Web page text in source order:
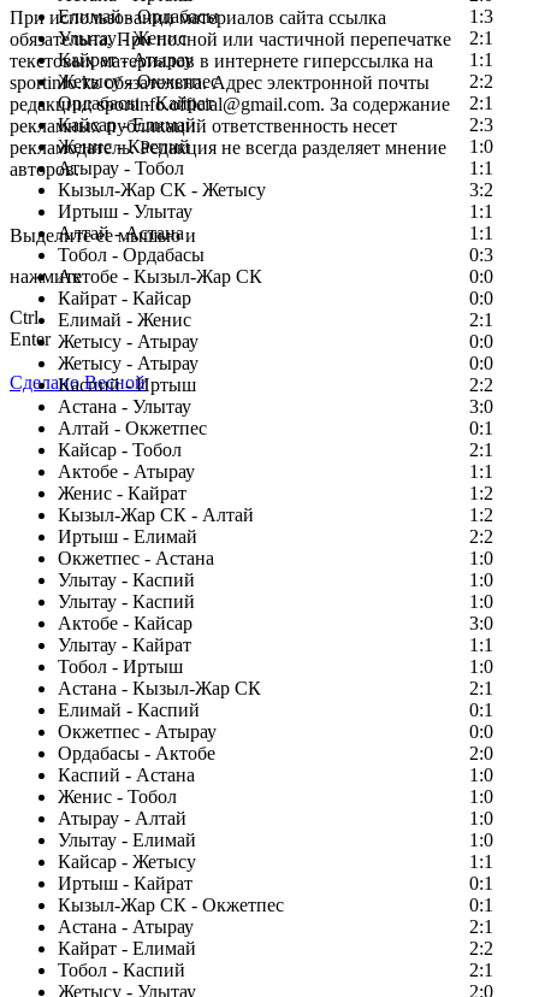
Елимай - Ордабасы
1:3
Улытау - Женис
2:1
Кайрат - Атырау
1:1
Жетысу - Окжетпес
2:2
Ордабасы - Кайрат
2:1
Кайсар - Елимай
2:3
Женис - Каспий
1:0
Атырау - Тобол
1:1
Кызыл-Жар СК - Жетысу
3:2
Иртыш - Улытау
1:1
Алтай - Астана
1:1
Тобол - Ордабасы
0:3
Актобе - Кызыл-Жар СК
0:0
Кайрат - Кайсар
0:0
Елимай - Женис
2:1
Жетысу - Атырау
0:0
Жетысу - Атырау
0:0
Каспий - Иртыш
2:2
Астана - Улытау
3:0
Алтай - Окжетпес
0:1
Кайсар - Тобол
2:1
Актобе - Атырау
1:1
Женис - Кайрат
1:2
Кызыл-Жар СК - Алтай
1:2
Иртыш - Елимай
2:2
Окжетпес - Астана
1:0
Улытау - Каспий
1:0
Улытау - Каспий
1:0
Актобе - Кайсар
3:0
Улытау - Кайрат
1:1
Тобол - Иртыш
1:0
Астана - Кызыл-Жар СК
2:1
Елимай - Каспий
0:1
Окжетпес - Атырау
0:0
Ордабасы - Актобе
2:0
Каспий - Астана
1:0
Женис - Тобол
1:0
Атырау - Алтай
1:0
Улытау - Елимай
1:0
Кайсар - Жетысу
1:1
Иртыш - Кайрат
0:1
Кызыл-Жар СК - Окжетпес
0:1
Астана - Атырау
2:1
Кайрат - Елимай
2:2
Тобол - Каспий
2:1
Жетысу - Улытау
2:0
При использовании материалов сайта ссылка
обязательна. При полной или частичной перепечатке
текстовых материалов в интернете гиперссылка на
sportinfo.kz обязательна. Адрес электронной почты
редакции: sportinfo.official@gmail.com. За содержание
рекламных публикаций ответственность несет
рекламодатель. Редакция не всегда разделяет мнение
авторов.
Заметили ошибку в тексте?
Выделите ее мышью и
нажмите
Ctrl
Enter
Сделано Весной